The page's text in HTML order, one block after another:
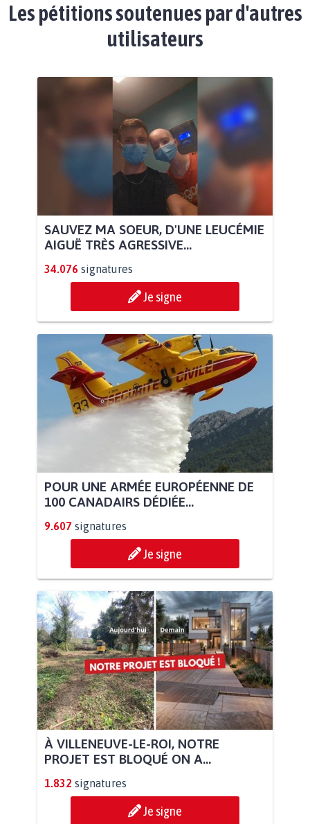
Les pétitions soutenues par d'autres
utilisateurs
SAUVEZ MA SOEUR, D'UNE LEUCÉMIE
AIGUË TRÈS AGRESSIVE...
34.076 signatures
Je signe
POUR UNE ARMÉE EUROPÉENNE DE
100 CANADAIRS DÉDIÉE...
9.607 signatures
Je signe
À VILLENEUVE-LE-ROI, NOTRE
PROJET EST BLOQUÉ ON A...
1.832 signatures
Je signe